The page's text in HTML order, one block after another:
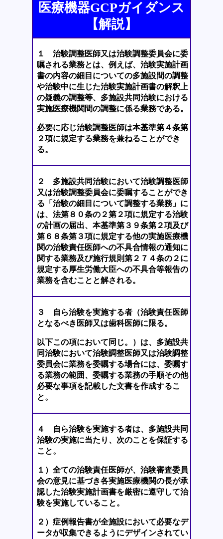
医療機器GCPガイダンス
【解説】
１ 治験調整医師又は治験調整委員会に委
嘱される業務とは、例えば、治験実施計画
書の内容の細目についての多施設間の調整
や治験中に生じた治験実施計画書の解釈上
の疑義の調整等、多施設共同治験における
実施医療機関間の調整に係る業務である。
必要に応じ治験調整医師は本基準第４条第
２項に規定する業務を兼ねることができ
る。
２ 多施設共同治験において治験調整医師
又は治験調整委員会に委嘱することができ
る「治験の細目について調整する業務」に
は、法第８０条の２第２項に規定する治験
の計画の届出、本基準第３９条第２項及び
第６８条第３項に規定する他の実施医療機
関の治験責任医師への不具合情報の通知に
関する業務及び施行規則第２７４条の２に
規定する厚生労働大臣への不具合等報告の
業務を含むことと解される。
３ 自ら治験を実施する者（治験責任医師
となるべき医師又は歯科医師に限る。
以下この項において同じ。）は、多施設共
同治験において治験調整医師又は治験調整
委員会に業務を委嘱する場合には、委嘱す
る業務の範囲、委嘱する業務の手順その他
必要な事項を記載した文書を作成するこ
と。
４ 自ら治験を実施する者は、多施設共同
治験の実施に当たり、次のことを保証する
こと。
１）全ての治験責任医師が、治験審査委員
会の意見に基づき各実施医療機関の長が承
認した治験実施計画書を厳密に遵守して治
験を実施していること。
２）症例報告書が全施設において必要なデ
ータが収集できるようにデザインされてい